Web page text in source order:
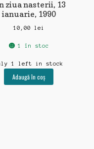
ziua nasterii, 13
ianuarie, 1990
10,00 lei
1 în stoc
1 left in stock
Adaugă în coș